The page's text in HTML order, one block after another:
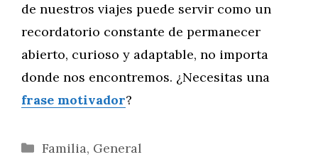
de nuestros viajes puede servir como un
recordatorio constante de permanecer
abierto, curioso y adaptable, no importa
donde nos encontremos. ¿Necesitas una
frase motivador?
Categorías
Familia, General